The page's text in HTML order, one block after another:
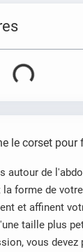
le corset pour
autour de
la forme de
et affinent
taille plus
vous devez